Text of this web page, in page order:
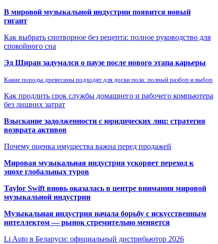
В мировой музыкальной индустрии появится новый
гигант
Как выбрать снотворное без рецепта: полное руководство для
спокойного сна
Эд Ширан задумался о паузе после нового этапа карьеры
Какие породы древесины подходят для доски пола: полный разбор и выбор
Как продлить срок службы домашнего и рабочего компьютера
без лишних затрат
Взыскание задолженности с юридических лиц: стратегия
возврата активов
Почему оценка имущества важна перед продажей
Мировая музыкальная индустрия ускоряет переход к
эпохе глобальных туров
Taylor Swift вновь оказалась в центре внимания мировой
музыкальной индустрии
Музыкальная индустрия начала борьбу с искусственным
интеллектом — рынок стремительно меняется
Li Auto в Беларуси: официальный дистрибьютор 2026